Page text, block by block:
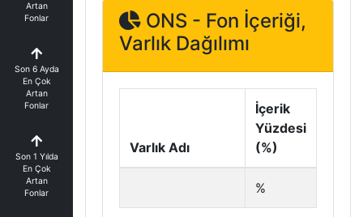
Artan
Fonlar
Son 6 Ayda
En Çok
Artan
Fonlar
Son 1 Yılda
En Çok
Artan
Fonlar
ONS - Fon İçeriği,
Varlık Dağılımı
Varlık Adı
İçerik
Yüzdesi
(%)
%